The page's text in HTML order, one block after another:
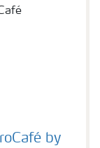
by